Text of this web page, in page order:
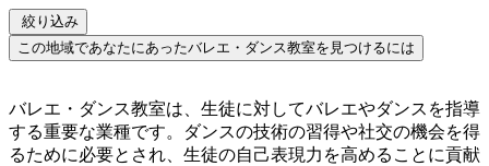
絞り込み
この地域であなたにあったバレエ・ダンス教室を見つけるには
バレエ・ダンス教室は、生徒に対してバレエやダンスを指導
する重要な業種です。ダンスの技術の習得や社交の機会を得
るために必要とされ、生徒の自己表現力を高めることに貢献